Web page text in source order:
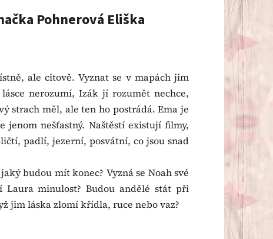
Pohnerová Eliška
ale citově. Vyznat se v mapách jim
nerozumí, Izák jí rozumět nechce,
strach měl, ale ten ho postrádá. Ema je
jenom nešťastný. Naštěstí existují filmy,
padlí, jezerní, posvátní, co jsou snad
budou mít konec? Vyzná se Noah své
minulost? Budou andělé stát při
jim láska zlomí křídla, ruce nebo vaz?